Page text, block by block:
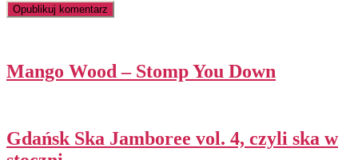
Mango Wood – Stomp You Down
Gdańsk Ska Jamboree vol. 4, czyli ska w